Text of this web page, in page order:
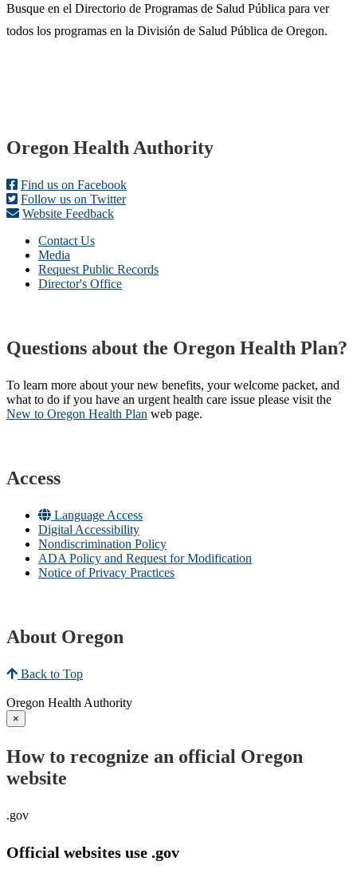
Busque en el Directorio de Programas de Salud Pública para ver
todos los programas en la División de Salud Pública de Oregon.
Footer
Oregon Health Authority
Find us on Facebook
Follow us on Twitter
Website Feedback
Contact Us
Media
Request Public Records
Director's Office
Questions about the Oregon Health Plan?
To learn more about your new benefits, your welcome packet, and
what to do if you have an urgent health care issue please visit the
New to Oregon Health Plan​ web page​.
Access
Language Access
Digital Accessibility
Nondiscrimination Policy
ADA Policy and Request for Modification
Notice of Privacy Practices
About Oregon
Back to Top
Oregon Health Authority
×
How to recognize an official Oregon
website
.gov
Official websites use .gov